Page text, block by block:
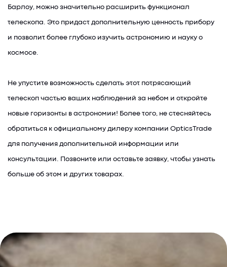
Барлоу, можно значительно расширить функционал
телескопа. Это придаст дополнительную ценность прибору
и позволит более глубоко изучить астрономию и науку о
космосе.
Не упустите возможность сделать этот потрясающий
телескоп частью ваших наблюдений за небом и откройте
новые горизонты в астрономии! Более того, не стесняйтесь
обратиться к официальному дилеру компании OpticsTrade
для получения дополнительной информации или
консультации. Позвоните или оставьте заявку, чтобы узнать
больше об этом и других товарах.